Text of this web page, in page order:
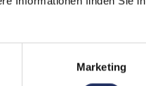
Marketing